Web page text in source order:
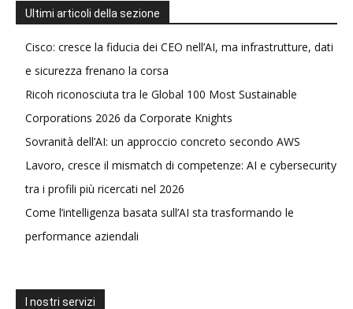
Ultimi articoli della sezione
Cisco: cresce la fiducia dei CEO nell’AI, ma infrastrutture, dati
e sicurezza frenano la corsa
Ricoh riconosciuta tra le Global 100 Most Sustainable
Corporations 2026 da Corporate Knights
Sovranità dell’AI: un approccio concreto secondo AWS
Lavoro, cresce il mismatch di competenze: AI e cybersecurity
tra i profili più ricercati nel 2026
Come l’intelligenza basata sull’AI sta trasformando le
performance aziendali
I nostri servizi